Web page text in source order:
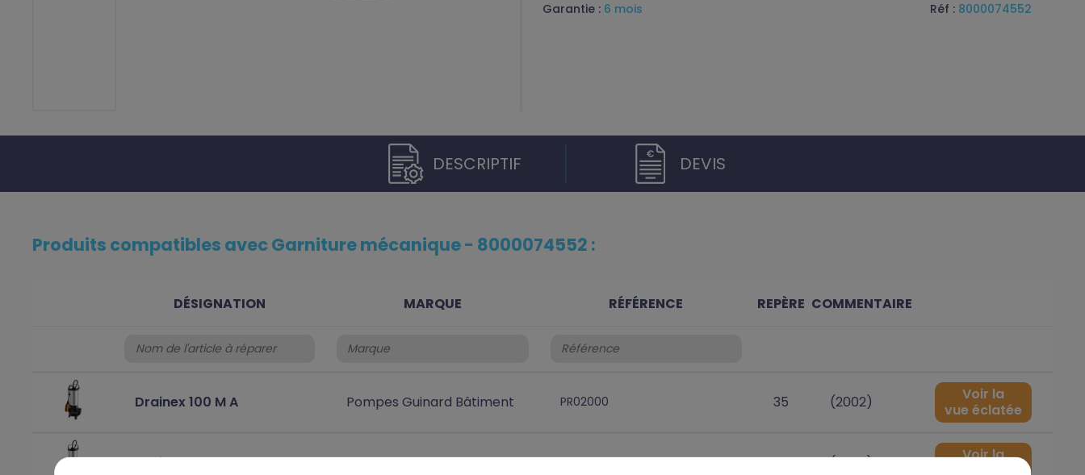
Garantie : 6 mois Réf : 8000074552
DESCRIPTIF DEVIS
Produits compatibles avec Garniture mécanique - 8000074552 :
DÉSIGNATION MARQUE RÉFÉRENCE REPÈRE COMMENTAIRE
Drainex 100 M A Pompes Guinard Bâtiment PR02000 35 (2002)
Voir la
vue éclatée
Drainex 100 M Pompes Guinard Bâtiment PR02001 35 (2002)
Voir la